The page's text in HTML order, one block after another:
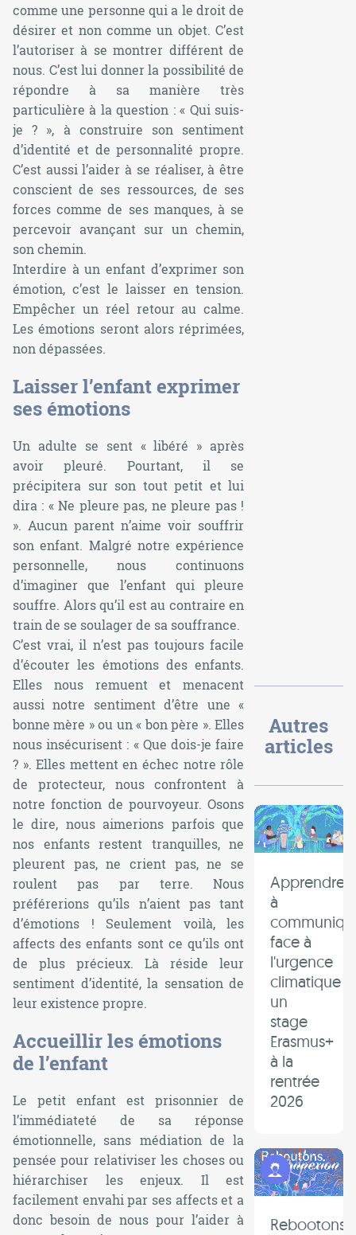
comme une personne qui a le droit de
désirer et non comme un objet. C’est
l’autoriser à se montrer différent de
nous. C’est lui donner la possibilité de
répondre à sa manière très
particulière à la question : « Qui suis-
je ? », à construire son sentiment
d’identité et de personnalité propre.
C’est aussi l’aider à se réaliser, à être
conscient de ses ressources, de ses
forces comme de ses manques, à se
percevoir avançant sur un chemin,
son chemin.
Interdire à un enfant d’exprimer son
émotion, c’est le laisser en tension.
Empêcher un réel retour au calme.
Les émotions seront alors réprimées,
non dépassées.
Laisser l’enfant exprimer
ses émotions
Un adulte se sent « libéré » après
avoir pleuré. Pourtant, il se
précipitera sur son tout petit et lui
dira : « Ne pleure pas, ne pleure pas !
». Aucun parent n’aime voir souffrir
son enfant. Malgré notre expérience
personnelle, nous continuons
d’imaginer que l’enfant qui pleure
souffre. Alors qu’il est au contraire en
train de se soulager de sa souffrance.
C’est vrai, il n’est pas toujours facile
d’écouter les émotions des enfants.
Elles nous remuent et menacent
aussi notre sentiment d’être une «
bonne mère » ou un « bon père ». Elles
nous insécurisent : « Que dois-je faire
? ». Elles mettent en échec notre rôle
de protecteur, nous confrontent à
notre fonction de pourvoyeur. Osons
le dire, nous aimerions parfois que
nos enfants restent tranquilles, ne
pleurent pas, ne crient pas, ne se
roulent pas par terre. Nous
préférerions qu’ils n’aient pas tant
d’émotions ! Seulement voilà, les
affects des enfants sont ce qu’ils ont
de plus précieux. Là réside leur
sentiment d’identité, la sensation de
leur existence propre.
Accueillir les émotions
de l’enfant
Le petit enfant est prisonnier de
l’immédiateté de sa réponse
émotionnelle, sans médiation de la
pensée pour relativiser les choses ou
hiérarchiser les enjeux. Il est
facilement envahi par ses affects et a
donc besoin de nous pour l’aider à
Autres
articles
Apprendre
à
face à
l'urgence
climatique :
un
stage
Erasmus+
à la
rentrée
2026
Programme Jeunes
Rebootons